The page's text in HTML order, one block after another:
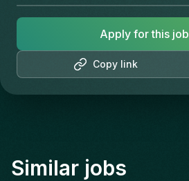
Copy link
Apply for this job
Similar jobs